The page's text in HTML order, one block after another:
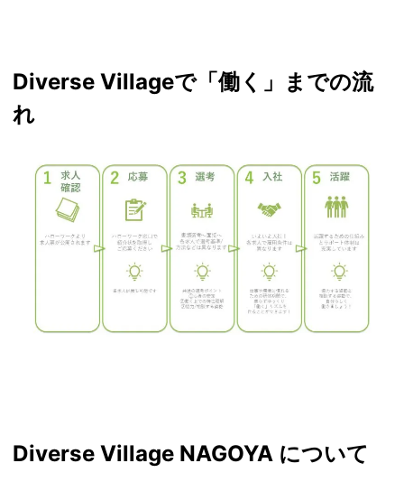
Diverse Villageで「働く」までの流
れ
Diverse Village NAGOYA について